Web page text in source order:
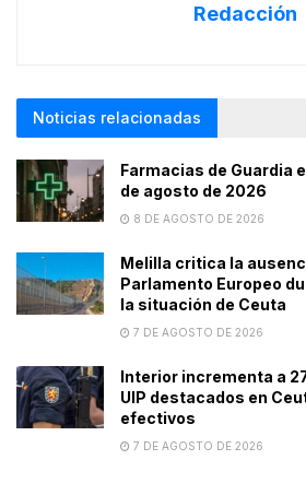
Redacción
Noticias relacionadas
Farmacias de Guardia
de agosto de 2026
8 DE AGOSTO DE 2026
Melilla critica la
Parlamento Europeo
la situación de Ceuta
7 DE AGOSTO DE 2026
Interior incrementa a
UIP destacados en
efectivos
7 DE AGOSTO DE 2026